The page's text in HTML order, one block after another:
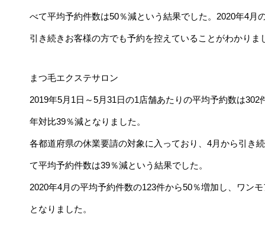
べて平均予約件数は50％減という結果でした。2020年4月
引き続きお客様の方でも予約を控えていることがわかりま
まつ毛エクステサロン
2019年5月1日～5月31日の1店舗あたりの平均予約数は
年対比39％減となりました。
各都道府県の休業要請の対象に入っており、4月から引き
て平均予約件数は39％減という結果でした。
2020年4月の平均予約件数の123件から50％増加し、ワン
となりました。